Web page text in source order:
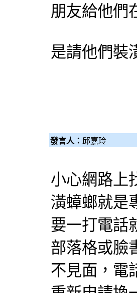
朋友給他們
是請他們裝
發言人： 邱嘉玲
小心網路上
潢蟑螂就是
要一打電話
部落格或臉
不見面，電